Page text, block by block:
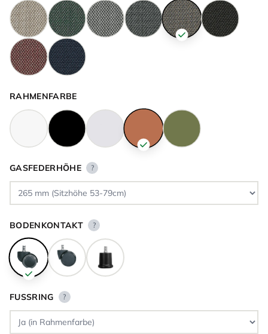
RAHMENFARBE
GASFEDERHÖHE ?
BODENKONTAKT ?
FUSSRING ?